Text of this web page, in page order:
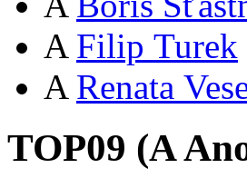
A Filip Turek
A Renata
TOP09 (A